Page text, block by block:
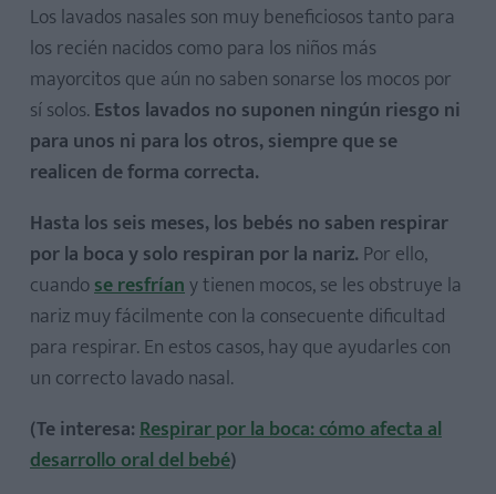
Los lavados nasales son muy beneficiosos tanto para
los recién nacidos como para los niños más
mayorcitos que aún no saben sonarse los mocos por
sí solos. Estos lavados no suponen ningún riesgo ni
para unos ni para los otros, siempre que se
realicen de forma correcta.
Hasta los seis meses, los bebés no saben respirar
por la boca y solo respiran por la nariz. Por ello,
cuandose resfríany tienen mocos, se les obstruye la
nariz muy fácilmente con la consecuente dificultad
para respirar. En estos casos, hay que ayudarles con
un correcto lavado nasal.
(Te interesa:Respirar por la boca: cómo afecta al
desarrollo oral del bebé)